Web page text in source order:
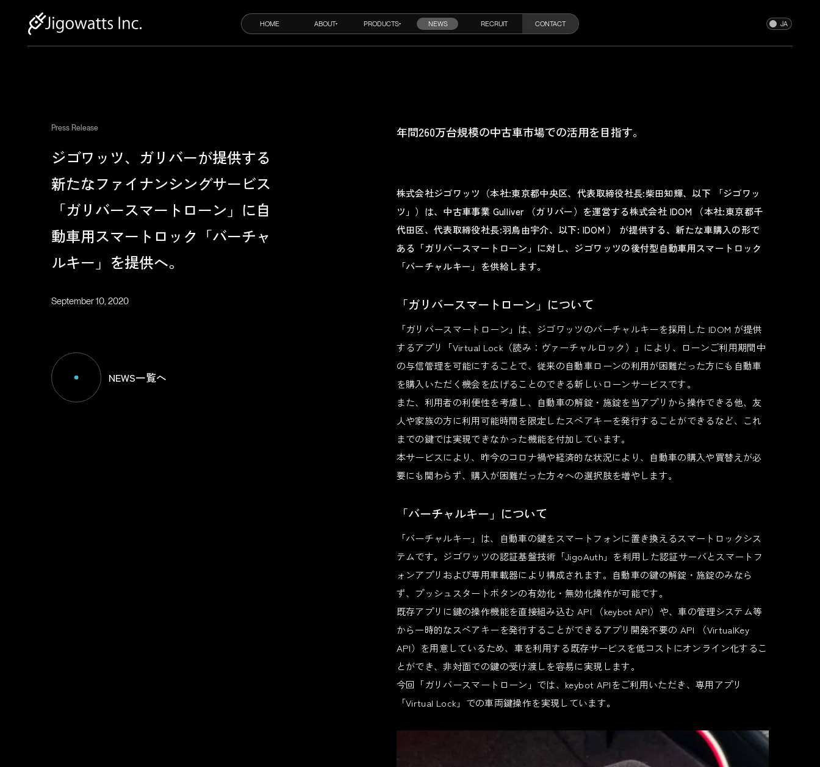
100%
HOME ABOUT PRODUCTS NEWS RECRUIT CONTACT
Press Release
ジゴワッツ、ガリバーが提供する
新たなファイナンシングサービス
「ガリバースマートローン」に自
動車用スマートロック「バーチャ
ルキー」を提供へ。
September 10, 2020
NEWS一覧へ
年間260万台規模の中古車市場での活用を目指す。
株式会社ジゴワッツ（本社:東京都中央区、代表取締役社長:柴田知輝、以下 「ジゴワッ
ツ」）は、中古車事業 Gulliver （ガリバー）を運営する株式会社 IDOM （本社:東京都千
代田区、代表取締役社長:羽鳥由宇介、以下: IDOM ） が提供する、新たな車購入の形で
ある「ガリバースマートローン」に対し、ジゴワッツの後付型自動車用スマートロック
「バーチャルキー」を供給します。
「ガリバースマートローン」について
「ガリバースマートローン」は、ジゴワッツのバーチャルキーを採用した IDOM が提供
するアプリ「Virtual Lock（読み：ヴァーチャルロック）」により、ローンご利用期間中
の与信管理を可能にすることで、従来の自動車ローンの利用が困難だった方にも自動車
を購入いただく機会を広げることのできる新しいローンサービスです。
また、利用者の利便性を考慮し、自動車の解錠・施錠を当アプリから操作できる他、友
人や家族の方に利用可能時間を限定したスペアキーを発行することができるなど、これ
までの鍵では実現できなかった機能を付加しています。
本サービスにより、昨今のコロナ禍や経済的な状況により、自動車の購入や買替えが必
要にも関わらず、購入が困難だった方々への選択肢を増やします。
「バーチャルキー」について
「バーチャルキー」は、自動車の鍵をスマートフォンに置き換えるスマートロックシス
テムです。ジゴワッツの認証基盤技術「JigoAuth」を利用した認証サーバとスマートフ
ォンアプリおよび専用車載器により構成されます。自動車の鍵の解錠・施錠のみなら
ず、プッシュスタートボタンの有効化・無効化操作が可能です。
既存アプリに鍵の操作機能を直接組み込む API （keybot API）や、車の管理システム等
から一時的なスペアキーを発行することができるアプリ開発不要の API （VirtualKey
API）を用意しているため、車を利用する既存サービスを低コストにオンライン化するこ
とができ、非対面での鍵の受け渡しを容易に実現します。
今回「ガリバースマートローン」では、keybot APIをご利用いただき、専用アプリ
「Virtual Lock」での車両鍵操作を実現しています。